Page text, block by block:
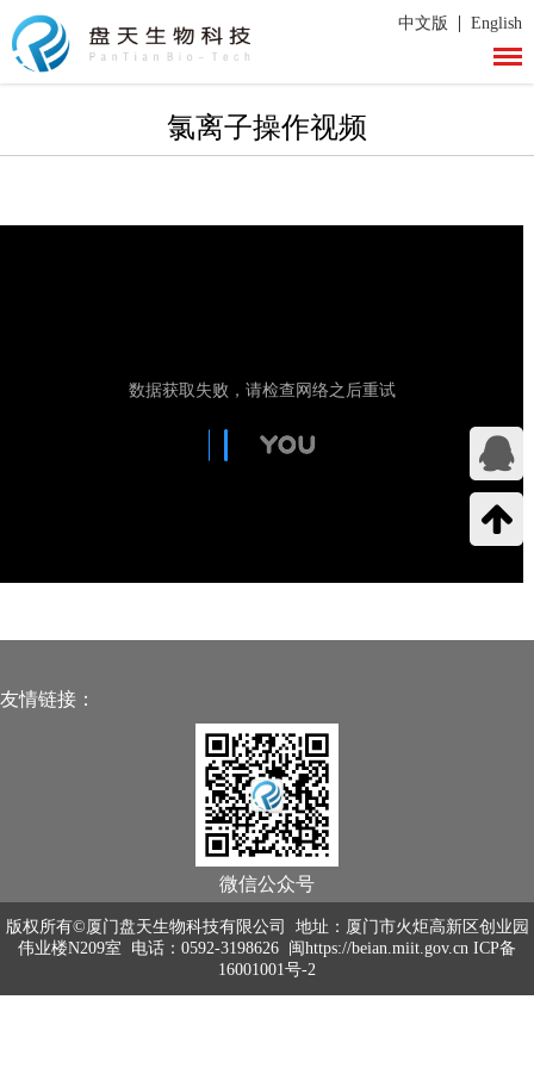
中文版 | English
氯离子操作视频
微信公众号
友情链接：
版权所有©厦门盘天生物科技有限公司 地址：厦门市火炬高新区创业园
伟业楼N209室 电话：0592-3198626 闽https://beian.miit.gov.cn ICP备
16001001号-2